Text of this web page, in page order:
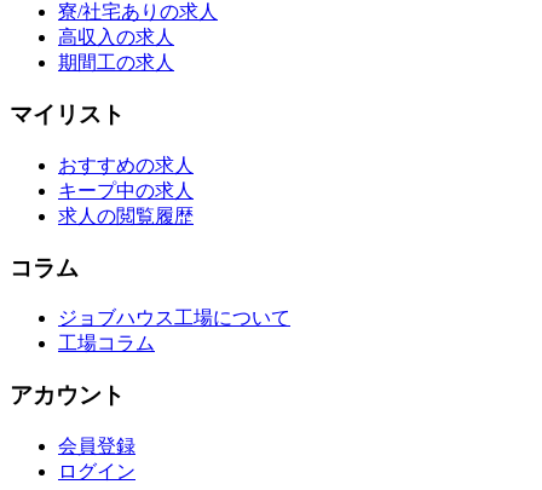
寮/社宅ありの求人
高収入の求人
期間工の求人
マイリスト
おすすめの求人
キープ中の求人
求人の閲覧履歴
コラム
ジョブハウス工場について
工場コラム
アカウント
会員登録
ログイン